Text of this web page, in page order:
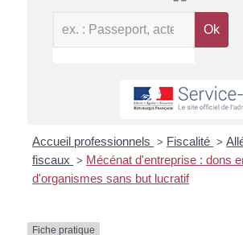
Accueil professionnels > Fiscalité >
fiscaux > Mécénat d'entreprise : dons
d'organismes sans but lucratif
Fiche pratique